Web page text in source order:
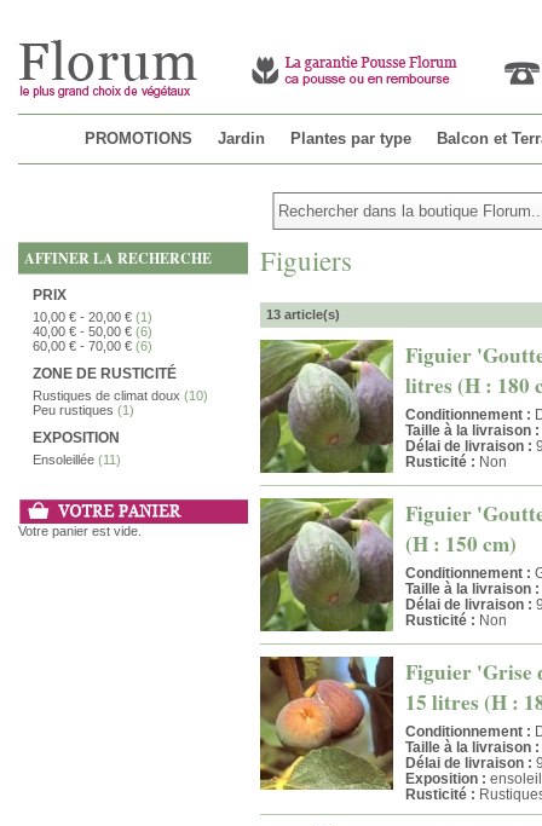
PROMOTIONS Jardin Plantes par type Balcon et
AFFINER LA RECHERCHE
PRIX
10,00 € - 20,00 € (1)
40,00 € - 50,00 € (6)
60,00 € - 70,00 € (6)
ZONE DE RUSTICITÉ
Rustiques de climat doux (10)
Peu rustiques (1)
EXPOSITION
Ensoleillée (11)
Votre panier est vide.
Figuiers
13 article(s)
Figuier
litres (H : 180
Conditionnement :
Taille à la livraison :
Délai de livraison :
Rusticité : Non
Figuier
(H : 150 cm)
Conditionnement :
Taille à la livraison :
Délai de livraison :
Rusticité : Non
Figuier 'Grise
15 litres (H :
Conditionnement :
Taille à la livraison :
Délai de livraison :
Exposition :
Rusticité :